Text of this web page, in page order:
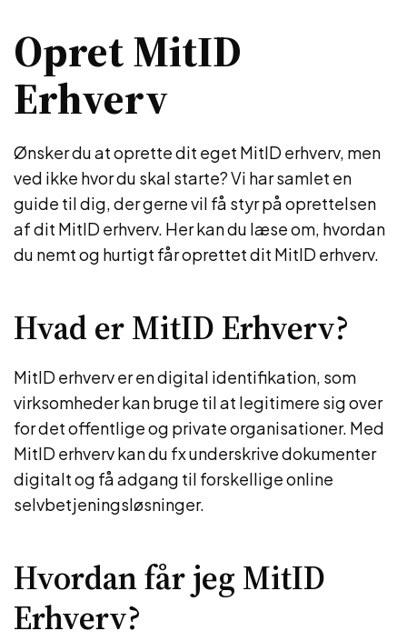
Opret MitID
Erhverv
Ønsker du at oprette dit eget MitID erhverv, men
ved ikke hvor du skal starte? Vi har samlet en
guide til dig, der gerne vil få styr på oprettelsen
af dit MitID erhverv. Her kan du læse om, hvordan
du nemt og hurtigt får oprettet dit MitID erhverv.
Hvad er MitID Erhverv?
MitID erhverv er en digital identifikation, som
virksomheder kan bruge til at legitimere sig over
for det offentlige og private organisationer. Med
MitID erhverv kan du fx underskrive dokumenter
digitalt og få adgang til forskellige online
selvbetjeningsløsninger.
Hvordan får jeg MitID
Erhverv?